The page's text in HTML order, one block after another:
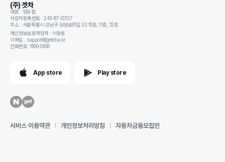
(주) 겟차
대표 : 정유철
사업자등록번호 : 243-87-00137
주소 : 서울특별시 강남구 삼성로91길 32 10층, 11층, 12층
개인정보보호책임자 : 이동용
이메일 : support@getcha.kr
전화번호: 1800-0456
App store Play store
서비스 이용약관 개인정보처리방침 자동차금융모집인